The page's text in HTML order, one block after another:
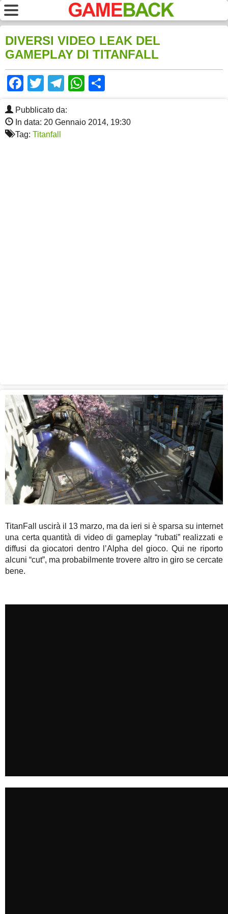
DIVERSI VIDEO LEAK DEL
GAMEPLAY DI TITANFALL
Facebook
TwitterTelegram
WhatsApp
Pubblicato da:
In data: 20 Gennaio 2014, 19:30
Tag: Titanfall
TitanFall uscirà il 13 marzo, ma da ieri si è sparsa su internet
una certa quantità di video di gameplay “rubati” realizzati e
diffusi da giocatori dentro l’Alpha del gioco. Qui ne riporto
alcuni “cut”, ma probabilmente trovere altro in giro se cercate
bene.